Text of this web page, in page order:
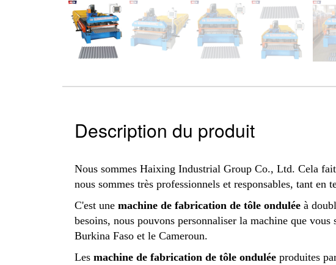
Description du produit
Nous sommes Haixing Industrial Group Co., Ltd. Cela
nous sommes très professionnels et responsables, tant en
C'est une machine de fabrication de tôle ondulée à
besoins, nous pouvons personnaliser la machine que
Burkina Faso et le Cameroun.
Les machine de fabrication de tôle ondulée produites